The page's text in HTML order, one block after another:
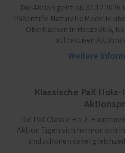
Die Aktion geht bis 31.12.2026
PaXentrée Naturelle Modelle
Oberflächen in Holzoptik,
attraktiven
Weitere
Klassische PaX
Die PaX Classic Holz-
Aktion fügen sich harmonisch in
und schonen dabei